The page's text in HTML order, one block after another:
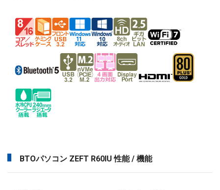
BTOパソコン ZEFT R60IU 性能 / 機能